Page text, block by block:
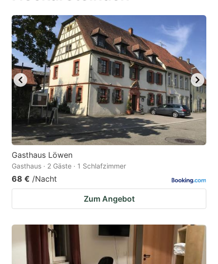
question
mark
key
to
get
the
keyboard
shortcuts
for
changing
dates.
mark
key
to
get
the
keyboard
shortcuts
for
changing
dates.
Gasthaus Löwen
Gasthaus · 2 Gäste · 1 Schlafzimmer
68 € /Nacht
Zum Angebot